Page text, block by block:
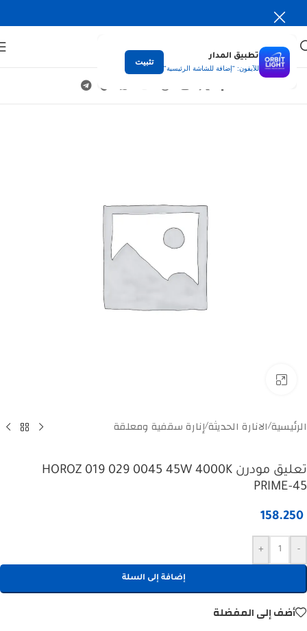
تطبيق المدار
للآيفون: "إضافة للشاشة الرئيسية"
تثبيت
الرئيسية/الانارة الحديثة/إنارة سقفية ومعلقة
تعليق مودرن HOROZ 019 029 0045 45W 4000K
PRIME-45
158.250
-
+
إضافة إلى السلة
أضف إلى المفضلة